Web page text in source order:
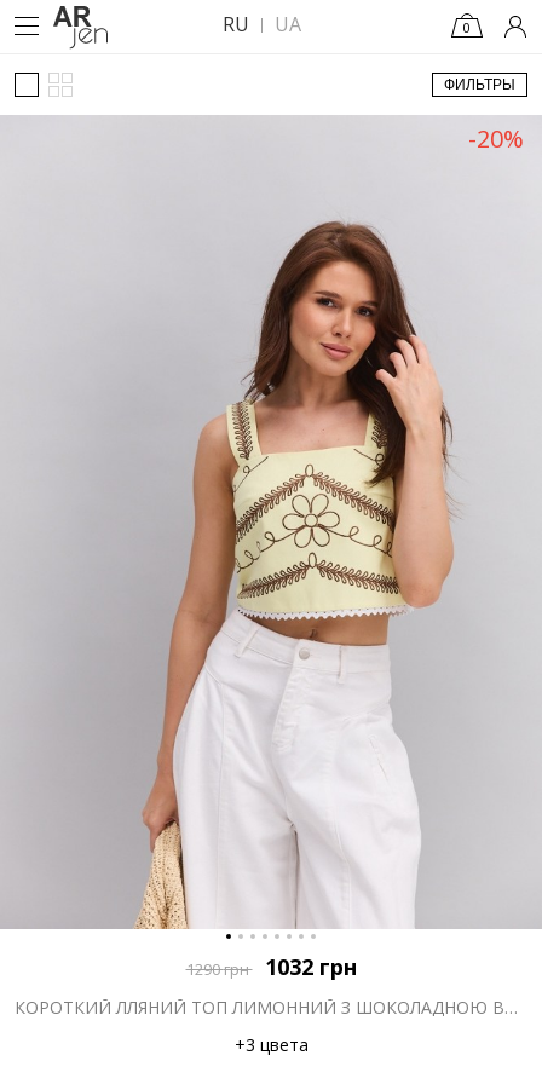
RU UA 0
ФИЛЬТРЫ
-20%
1290грн 1032 грн
КОРОТКИЙ ЛЛЯНИЙ ТОП ЛИМОННИЙ З ШОКОЛАДНОЮ ВИШИВКОЮ ГЛАДДЮ
+3 цвета